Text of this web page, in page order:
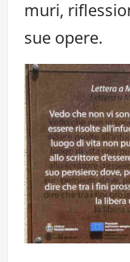
muri,
sue opere.